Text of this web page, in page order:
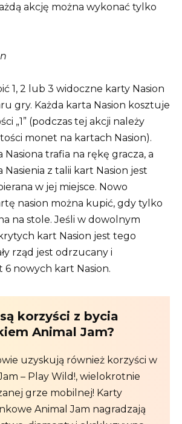
akcję można wykonać tylko
1, 2 lub 3 widoczne karty Nasion
gry. Każda karta Nasion kosztuje
„1” (podczas tej akcji należy
monet na kartach Nasion).
trafia na rękę gracza, a
z talii kart Nasion jest
w jej miejsce. Nowo
nasion można kupić, gdy tylko
na stole. Jeśli w dowolnym
kart Nasion jest tego
rząd jest odrzucany i
6 nowych kart Nasion.
korzyści z bycia
Animal Jam?
uzyskują również korzyści w
– Play Wild!, wielokrotnie
grze mobilnej! Karty
Animal Jam nagradzają